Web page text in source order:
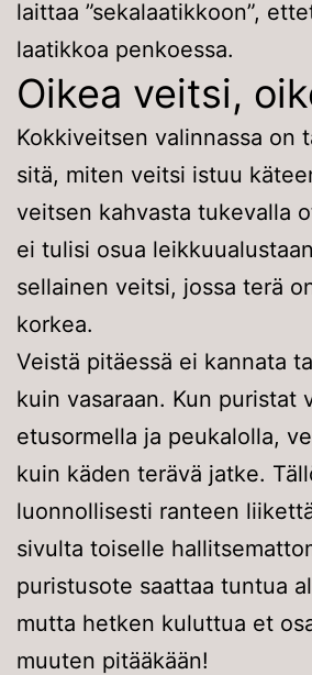
laittaa ”sekalaatikkoon”,
laatikkoa penkoessa.
Oikea veitsi,
Kokkiveitsen valinnassa on
sitä, miten veitsi istuu
veitsen kahvasta tukevalla
ei tulisi osua
sellainen veitsi, jossa terä
korkea.
Veistä pitäessä ei kannata
kuin vasaraan. Kun puristat
etusormella ja peukalolla,
kuin käden terävä jatke.
luonnollisesti ranteen
sivulta toiselle
puristusote saattaa tuntua
mutta hetken kuluttua et
muuten pitääkään!